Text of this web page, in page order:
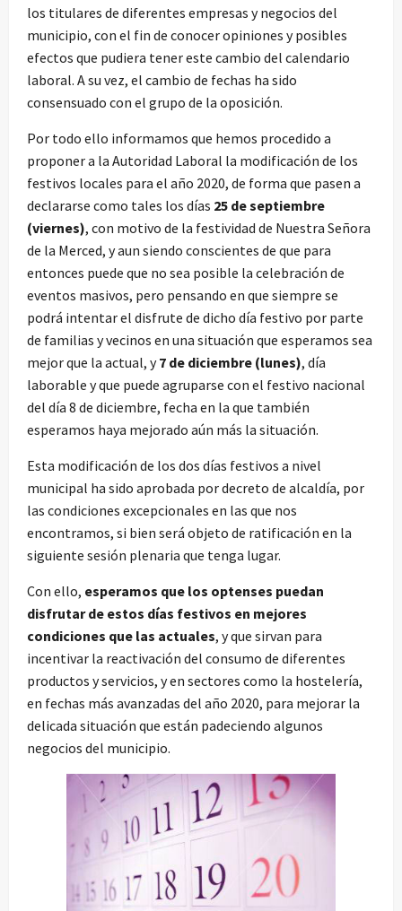
los titulares de diferentes empresas y negocios del
municipio, con el fin de conocer opiniones y posibles
efectos que pudiera tener este cambio del calendario
laboral. A su vez, el cambio de fechas ha sido
consensuado con el grupo de la oposición.
Por todo ello informamos que hemos procedido a
proponer a la Autoridad Laboral la modificación de los
festivos locales para el año 2020, de forma que pasen a
declararse como tales los días 25 de septiembre
(viernes), con motivo de la festividad de Nuestra Señora
de la Merced, y aun siendo conscientes de que para
entonces puede que no sea posible la celebración de
eventos masivos, pero pensando en que siempre se
podrá intentar el disfrute de dicho día festivo por parte
de familias y vecinos en una situación que esperamos sea
mejor que la actual, y7 de diciembre (lunes), día
laborable y que puede agruparse con el festivo nacional
del día 8 de diciembre, fecha en la que también
esperamos haya mejorado aún más la situación.
Esta modificación de los dos días festivos a nivel
municipal ha sido aprobada por decreto de alcaldía, por
las condiciones excepcionales en las que nos
encontramos, si bien será objeto de ratificación en la
siguiente sesión plenaria que tenga lugar.
Con ello, esperamos que los optenses puedan
disfrutar de estos días festivos en mejores
condiciones que las actuales, y que sirvan para
incentivar la reactivación del consumo de diferentes
productos y servicios, y en sectores como la hostelería,
en fechas más avanzadas del año 2020, para mejorar la
delicada situación que están padeciendo algunos
negocios del municipio.